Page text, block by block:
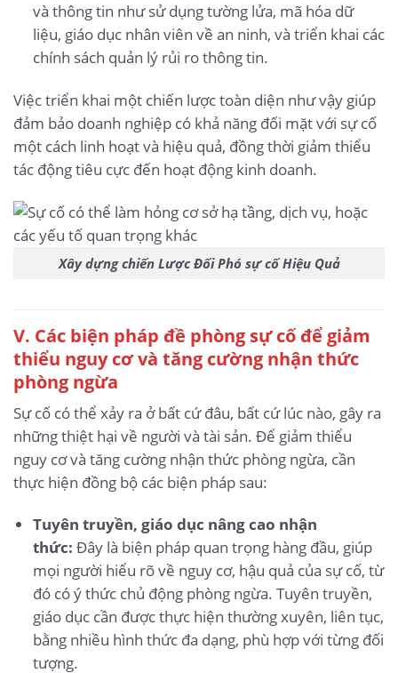
và thông tin như sử dụng tường lửa, mã hóa dữ
liệu, giáo dục nhân viên về an ninh, và triển khai các
chính sách quản lý rủi ro thông tin.
Việc triển khai một chiến lược toàn diện như vậy giúp
đảm bảo doanh nghiệp có khả năng đối mặt với sự cố
một cách linh hoạt và hiệu quả, đồng thời giảm thiểu
tác động tiêu cực đến hoạt động kinh doanh.
Xây dựng chiến Lược Đối Phó sự cố Hiệu Quả
V. Các biện pháp đề phòng sự cố để giảm
thiểu nguy cơ và tăng cường nhận thức
phòng ngừa
Sự cố có thể xảy ra ở bất cứ đâu, bất cứ lúc nào, gây ra
những thiệt hại về người và tài sản. Để giảm thiểu
nguy cơ và tăng cường nhận thức phòng ngừa, cần
thực hiện đồng bộ các biện pháp sau:
Tuyên truyền, giáo dục nâng cao nhận
thức: Đây là biện pháp quan trọng hàng đầu, giúp
mọi người hiểu rõ về nguy cơ, hậu quả của sự cố, từ
đó có ý thức chủ động phòng ngừa. Tuyên truyền,
giáo dục cần được thực hiện thường xuyên, liên tục,
bằng nhiều hình thức đa dạng, phù hợp với từng đối
tượng.